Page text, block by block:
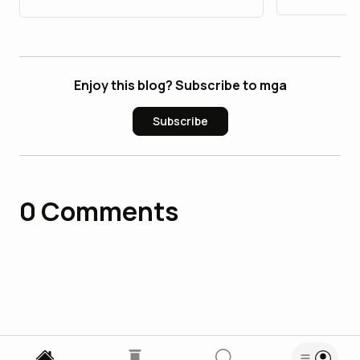
Enjoy this blog? Subscribe to mga
Subscribe
0 Comments